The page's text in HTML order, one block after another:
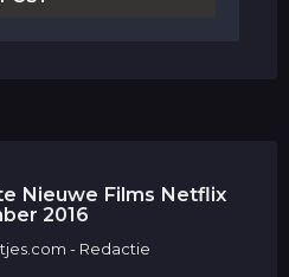
Nieuwe Films Netflix
2016
- Redactie